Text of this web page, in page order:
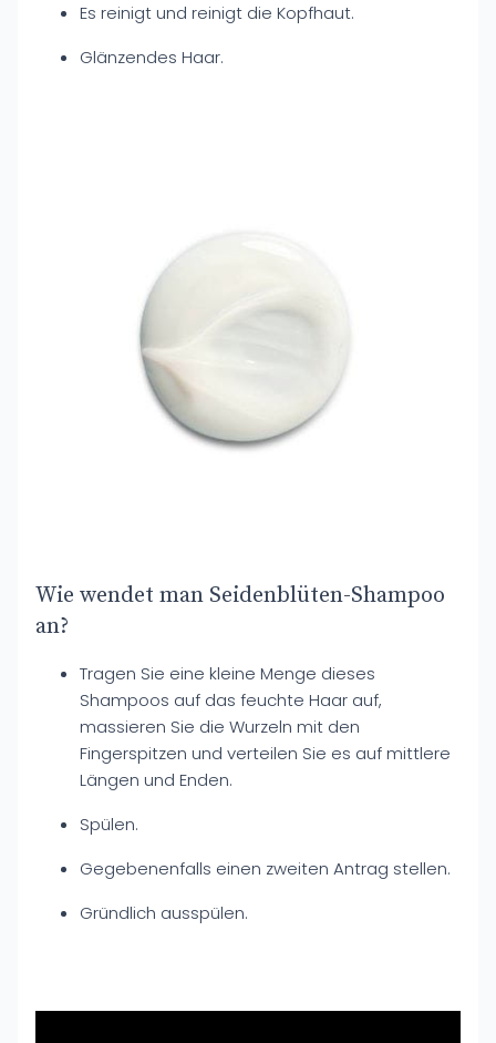
Es reinigt und reinigt die Kopfhaut.
Glänzendes Haar.
Wie wendet man Seidenblüten-Shampoo
an?
Tragen Sie eine kleine Menge dieses
Shampoos auf das feuchte Haar auf,
massieren Sie die Wurzeln mit den
Fingerspitzen und verteilen Sie es auf mittlere
Längen und Enden.
Spülen.
Gegebenenfalls einen zweiten Antrag stellen.
Gründlich ausspülen.